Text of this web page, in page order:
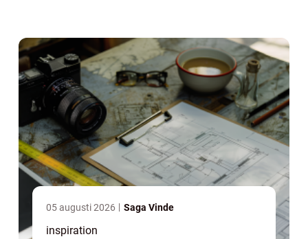
05 augusti 2026 Saga Vinde
inspiration